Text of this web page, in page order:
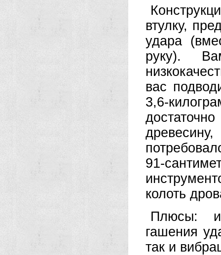
втулку,
удара
руку).
вас
3,6-
91-
колоть
Плюсы:
гашения
так и